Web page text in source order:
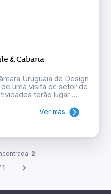
& Cabana
Uruguaia de Design
uma visita do setor de
terão lugar ...
Ver más
2
1